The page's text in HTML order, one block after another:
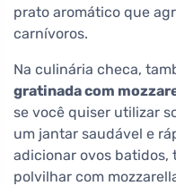
prato aromático que
carnívoros.
Na culinária checa,
gratinada com
se você quiser utilizar
um jantar saudável e
adicionar ovos batidos,
polvilhar com